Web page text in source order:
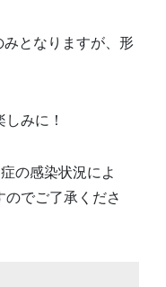
となりますが、形
みに！
の感染状況によ
でご了承くださ